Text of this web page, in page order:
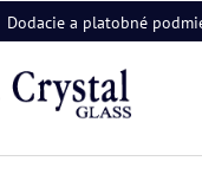
Dodacie a platobné